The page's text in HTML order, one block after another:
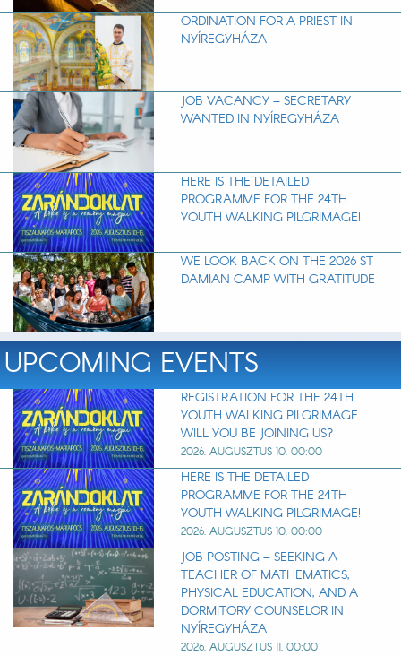
ORDINATION FOR A PRIEST IN
NYÍREGYHÁZA
JOB VACANCY – SECRETARY
WANTED IN NYÍREGYHÁZA
HERE IS THE DETAILED
PROGRAMME FOR THE 24TH
YOUTH WALKING PILGRIMAGE!
WE LOOK BACK ON THE 2026 ST
DAMIAN CAMP WITH GRATITUDE
UPCOMING EVENTS
REGISTRATION FOR THE 24TH
YOUTH WALKING PILGRIMAGE.
WILL YOU BE JOINING US?
2026. AUGUSZTUS 10. 00:00
HERE IS THE DETAILED
PROGRAMME FOR THE 24TH
YOUTH WALKING PILGRIMAGE!
2026. AUGUSZTUS 10. 00:00
JOB POSTING – SEEKING A
TEACHER OF MATHEMATICS,
PHYSICAL EDUCATION, AND A
DORMITORY COUNSELOR IN
NYÍREGYHÁZA
2026. AUGUSZTUS 11. 00:00